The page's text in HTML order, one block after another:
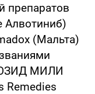
препаратов
Алвотиниб)
(Мальта)
МИЛИ
Remedies